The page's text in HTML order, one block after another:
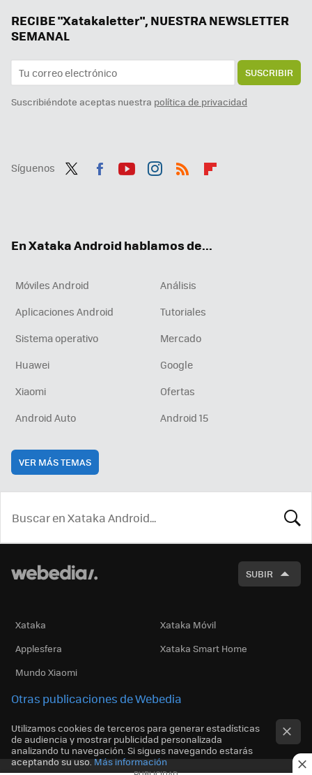
RECIBE "Xatakaletter", NUESTRA NEWSLETTER
SEMANAL
SUSCRIBIR
Suscribiéndote aceptas nuestra política de privacidad
Síguenos
En Xataka Android hablamos de...
Móviles Android
Análisis
Aplicaciones Android
Tutoriales
Sistema operativo
Mercado
Huawei
Google
Xiaomi
Ofertas
Android Auto
Android 15
VER MÁS TEMAS
SUBIR
Xataka
Xataka Móvil
Applesfera
Xataka Smart Home
Mundo Xiaomi
Otras publicaciones de Webedia
Utilizamos cookies de terceros para generar estadísticas
de audiencia y mostrar publicidad personalizada
analizando tu navegación. Si sigues navegando estarás
aceptando su uso. Más información